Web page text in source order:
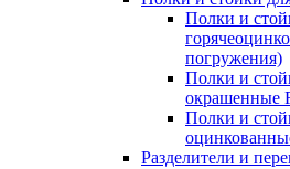
Полки и
погружения)
Полки и
окрашенные
Полки и
Разделители и